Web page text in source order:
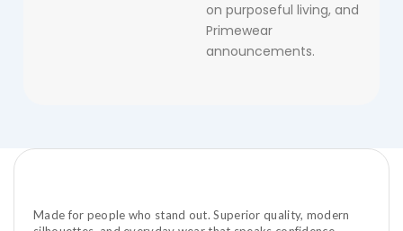
on purposeful living, and
Primewear
announcements.
Made for people who stand out. Superior quality, modern